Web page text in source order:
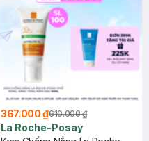
367.000 ₫610.000 ₫
La Roche-Posay